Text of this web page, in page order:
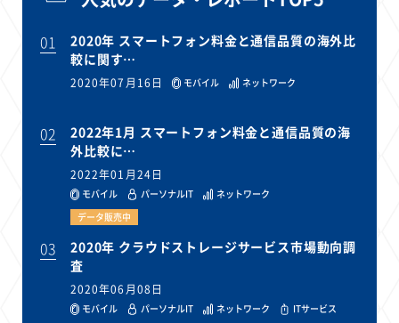
01
2020年 スマートフォン料金と通信品質の海外比
較に関す…
2020年07月16日 モバイル ネットワーク
02
2022年1月 スマートフォン料金と通信品質の海
外比較に…
2022年01月24日
モバイル パーソナルIT
ネットワーク
データ販売中
03
2020年 クラウドストレージサービス市場動向調
査
2020年06月08日
モバイル パーソナルIT ネットワーク
ITサービス